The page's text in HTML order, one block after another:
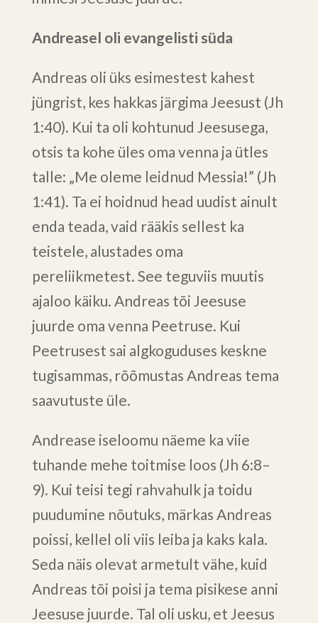
Andreasel oli evangelisti süda
Andreas oli üks esimestest kahest
jüngrist, kes hakkas järgima Jeesust (Jh
1:40). Kui ta oli kohtunud Jeesusega,
otsis ta kohe üles oma venna ja ütles
talle: „Me oleme leidnud Messia!” (Jh
1:41). Ta ei hoidnud head uudist ainult
enda teada, vaid rääkis sellest ka
teistele, alustades oma
pereliikmetest. See teguviis muutis
ajaloo käiku. Andreas tõi Jeesuse
juurde oma venna Peetruse. Kui
Peetrusest sai algkoguduses keskne
tugisammas, rõõmustas Andreas tema
saavutuste üle.
Andrease iseloomu näeme ka viie
tuhande mehe toitmise loos (Jh 6:8–
9). Kui teisi tegi rahvahulk ja toidu
puudumine nõutuks, märkas Andreas
poissi, kellel oli viis leiba ja kaks kala.
Seda näis olevat armetult vähe, kuid
Andreas tõi poisi ja tema pisikese anni
Jeesuse juurde. Tal oli usku, et Jeesus